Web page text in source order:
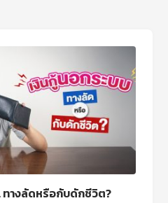
ทางลัดหรือกับดักชีวิต?